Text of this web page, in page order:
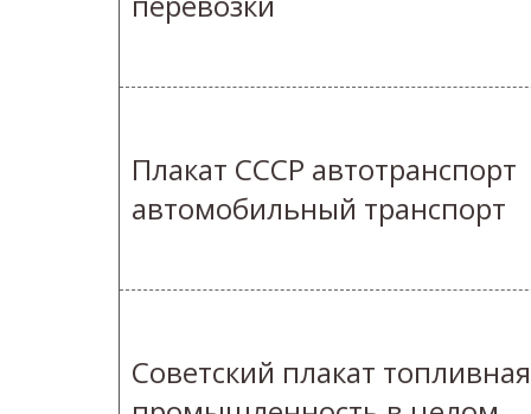
Плакат СССР автотранспорт
автомобильный транспорт
Советский плакат топливная